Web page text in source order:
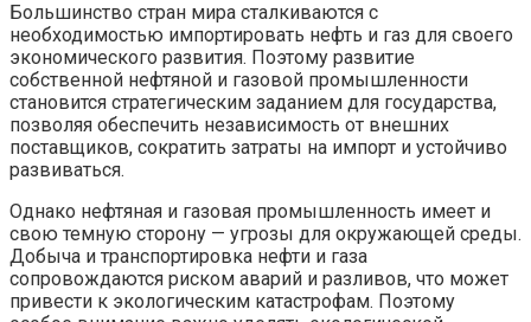
Большинство стран мира сталкиваются с
необходимостью импортировать нефть и газ для своего
экономического развития. Поэтому развитие
собственной нефтяной и газовой промышленности
становится стратегическим заданием для государства,
позволяя обеспечить независимость от внешних
поставщиков, сократить затраты на импорт и устойчиво
развиваться.
Однако нефтяная и газовая промышленность имеет и
свою темную сторону — угрозы для окружающей среды.
Добыча и транспортировка нефти и газа
сопровождаются риском аварий и разливов, что может
привести к экологическим катастрофам. Поэтому